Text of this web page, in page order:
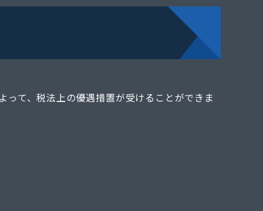
て、税法上の優遇措置が受けることができま